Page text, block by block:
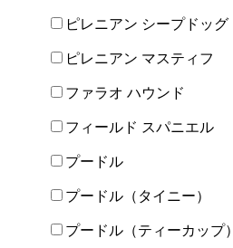
ピレニアン シープドッグ
ピレニアン マスティフ
ファラオ ハウンド
フィールド スパニエル
プードル
プードル（タイニー）
プードル（ティーカップ）